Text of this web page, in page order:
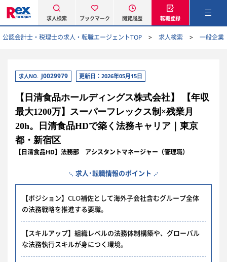
求人検索 ブックマーク 閲覧履歴 転職登録
公認会計士・税理士の求人・転職エージェントTOP 求人検索 一般企業
求人NO. J0029979 更新日：2026年05月15日
【日清食品ホールディングス株式会社】 【年収
最大1200万】スーパーフレックス制×残業月
20h。日清食品HDで築く法務キャリア｜東京
都・新宿区
【日清食品HD】法務部 アシスタントマネージャー（管理職）
求人･転職情報のポイント
【ポジション】CLO補佐として海外子会社含むグループ全体
の法務戦略を推進する要職。
【スキルアップ】組織レベルの法務体制構築や、グローバル
な法務執行スキルが身につく環境。